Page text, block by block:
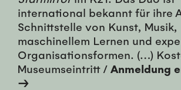
international bekannt für ihre
Schnittstelle von Kunst, Musik,
maschinellem Lernen und
Organisationsformen. (…)
Museumseintritt / Anmeldung
→